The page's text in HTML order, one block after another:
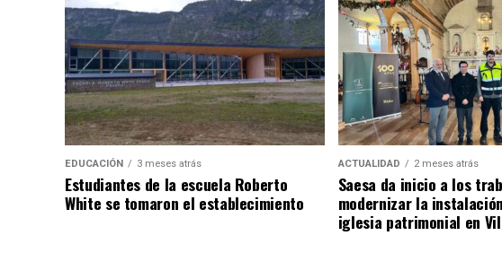
EDUCACIÓN 3 meses atrás
Estudiantes de la escuela Roberto
White se tomaron el establecimiento
ACTUALIDAD 2 meses atrás
Saesa da inicio a los
modernizar la
iglesia patrimonial en